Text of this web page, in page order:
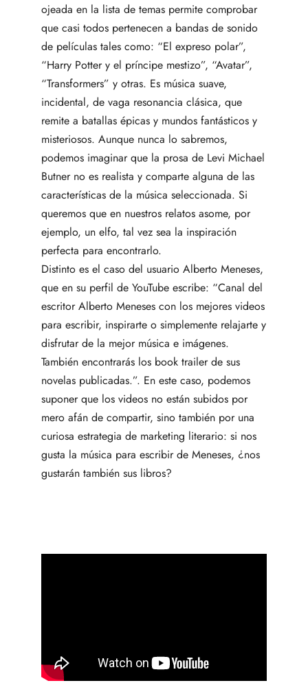
ojeada en la lista de temas permite comprobar
que casi todos pertenecen a bandas de sonido
de películas tales como: “El expreso polar”,
“Harry Potter y el príncipe mestizo”, “Avatar”,
“Transformers” y otras. Es música suave,
incidental, de vaga resonancia clásica, que
remite a batallas épicas y mundos fantásticos y
misteriosos. Aunque nunca lo sabremos,
podemos imaginar que la prosa de Levi Michael
Butner no es realista y comparte alguna de las
características de la música seleccionada. Si
queremos que en nuestros relatos asome, por
ejemplo, un elfo, tal vez sea la inspiración
perfecta para encontrarlo.
Distinto es el caso del usuario Alberto Meneses,
que en su perfil de YouTube escribe: “Canal del
escritor Alberto Meneses con los mejores videos
para escribir, inspirarte o simplemente relajarte y
disfrutar de la mejor música e imágenes.
También encontrarás los book trailer de sus
novelas publicadas.”. En este caso, podemos
suponer que los videos no están subidos por
mero afán de compartir, sino también por una
curiosa estrategia de marketing literario: si nos
gusta la música para escribir de Meneses, ¿nos
gustarán también sus libros?